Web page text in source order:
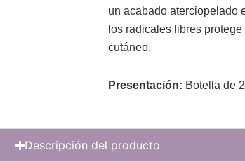
un acabado aterciopelado
los radicales libres
cutáneo.
Presentación: Botella de
Descripción del producto